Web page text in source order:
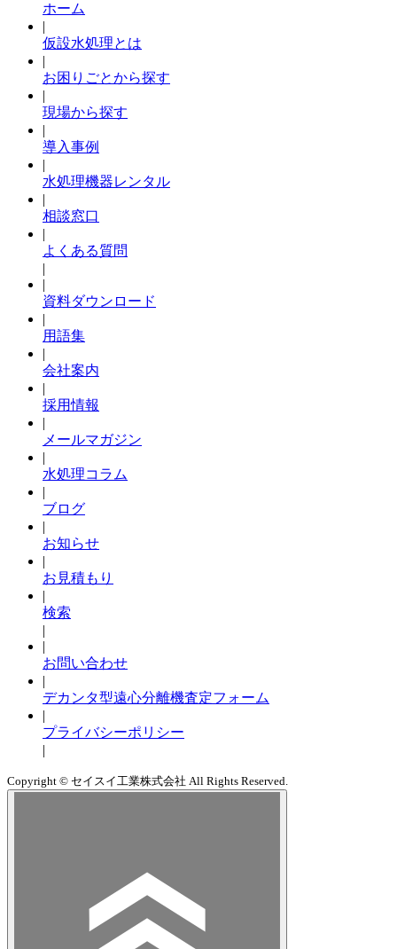
ホーム
|
仮設水処理とは
|
お困りごとから探す
|
現場から探す
|
導入事例
|
水処理機器レンタル
|
相談窓口
|
よくある質問
|
|
資料ダウンロード
|
用語集
|
会社案内
|
採用情報
|
メールマガジン
|
水処理コラム
|
ブログ
|
お知らせ
|
お見積もり
|
検索
|
|
お問い合わせ
|
デカンタ型遠心分離機査定フォーム
|
プライバシーポリシー
|
Copyright © セイスイ工業株式会社 All Rights Reserved.